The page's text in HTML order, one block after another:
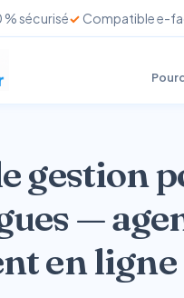
% sécurisé Compatible e-
gestion
—
en ligne